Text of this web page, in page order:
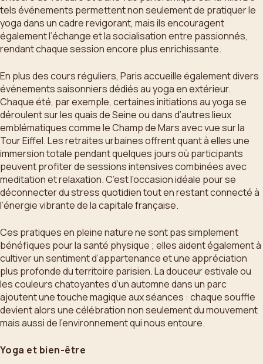
tels événements permettent non seulement de pratiquer le
yoga dans un cadre revigorant, mais ils encouragent
également l’échange et la socialisation entre passionnés,
rendant chaque session encore plus enrichissante.
En plus des cours réguliers, Paris accueille également divers
événements saisonniers dédiés au yoga en extérieur.
Chaque été, par exemple, certaines initiations au yoga se
déroulent sur les quais de Seine ou dans d’autres lieux
emblématiques comme le Champ de Mars avec vue sur la
Tour Eiffel. Les retraites urbaines offrent quant à elles une
immersion totale pendant quelques jours où participants
peuvent profiter de sessions intensives combinées avec
meditation et relaxation. C’est l’occasion idéale pour se
déconnecter du stress quotidien tout en restant connecté à
l’énergie vibrante de la capitale française.
Ces pratiques en pleine nature ne sont pas simplement
bénéfiques pour la santé physique ; elles aident également à
cultiver un sentiment d’appartenance et une appréciation
plus profonde du territoire parisien. La douceur estivale ou
les couleurs chatoyantes d’un automne dans un parc
ajoutent une touche magique aux séances : chaque souffle
devient alors une célébration non seulement du mouvement
mais aussi de l’environnement qui nous entoure.
Yoga et bien-être